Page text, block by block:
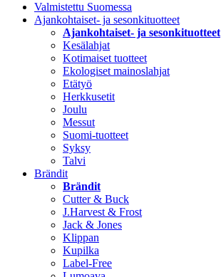
Valmistettu Suomessa
Ajankohtaiset- ja sesonkituotteet
Ajankohtaiset- ja sesonkituotteet
Kesälahjat
Kotimaiset tuotteet
Ekologiset mainoslahjat
Etätyö
Herkkusetit
Joulu
Messut
Suomi-tuotteet
Syksy
Talvi
Brändit
Brändit
Cutter & Buck
J.Harvest & Frost
Jack & Jones
Klippan
Kupilka
Label-Free